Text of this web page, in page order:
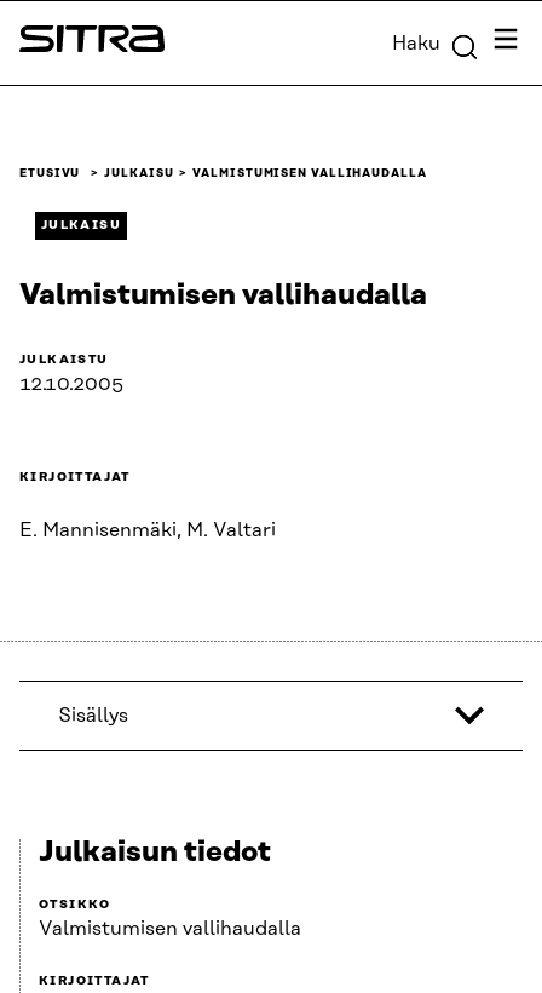
Siirry
suoraan
Sitra Haku
ETUSIVU JULKAISU VALMISTUMISEN VALLIHAUDALLA
JULKAISU
Valmistumisen vallihaudalla
JULKAISTU
12.10.2005
KIRJOITTAJAT
E. Mannisenmäki, M. Valtari
Sisällys
Julkaisun tiedot
OTSIKKO
Valmistumisen vallihaudalla
KIRJOITTAJAT